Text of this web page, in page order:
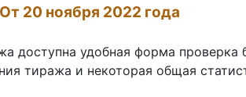
От 20 ноября 2022 года
доступна удобная форма
тиража и некоторая общая